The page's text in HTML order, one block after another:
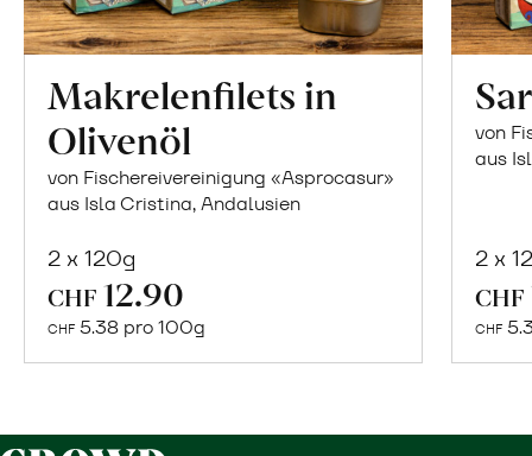
Makrelenfilets in
Olivenöl
von Fischereivereinigung «Asprocasur»
aus Isla Cristina, Andalusien
2 x 120g
CHF 12.90
CHF 5.38 pro 100g
von
aus
2 x
CHF
CHF